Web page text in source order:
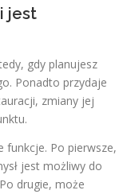
jest
gdy planujesz
Ponadto przydaje
zmiany jej
funkcje. Po pierwsze,
jest możliwy do
drugie, może